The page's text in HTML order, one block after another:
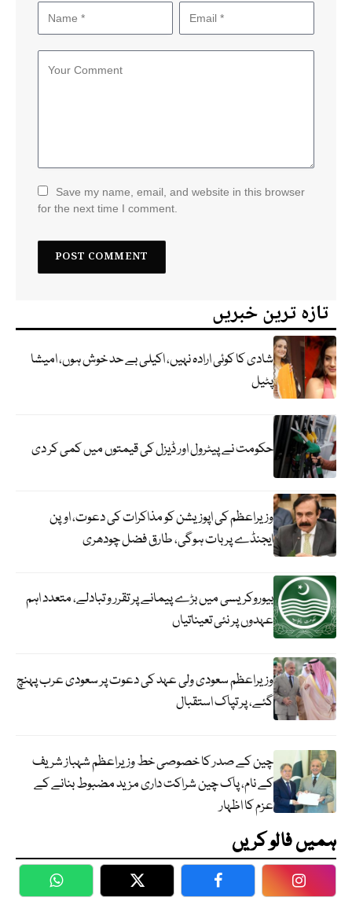
Save my name, email, and website in this browser
for the next time I comment.
تازہ ترین خبریں
شادی کا کوئی ارادہ نہیں، اکیلی بے حد خوش ہوں، امیشا
پٹیل
حکومت نے پیٹرول اور ڈیزل کی قیمتوں میں کمی کر دی
وزیراعظم کی اپوزیشن کو مذاکرات کی دعوت، اوپن
ایجنڈے پر بات ہوگی، طارق فضل چودھری
بیوروکریسی میں بڑے پیمانے پر تقرر و تبادلے، متعدد اہم
عہدوں پر نئی تعیناتیاں
وزیراعظم سعودی ولی عہد کی دعوت پر سعودی عرب پہنچ
گئے، پر تپاک استقبال
چین کے صدر کا خصوصی خط وزیراعظم شہباز شریف
کے نام، پاک چین شراکت داری مزید مضبوط بنانے کے
عزم کا اظہار
ہمیں فالو کریں
WhatsApp Twitter Facebook